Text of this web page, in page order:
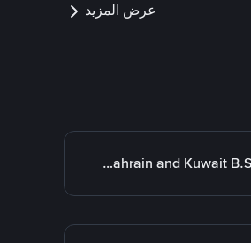
عرض المزيد
Bank of Bahrain and Kuwait B.S.C.